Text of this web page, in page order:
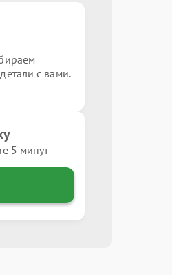
с вами.
5 минут